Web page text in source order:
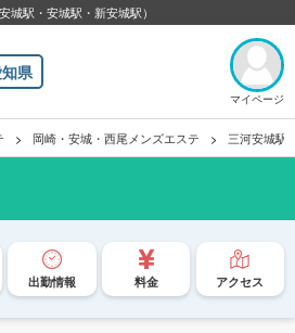
城駅・安城駅・新安城駅）
県
マイページ
岡崎・安城・西尾メンズエステ 三河安城駅
出勤情報 料金 アクセス